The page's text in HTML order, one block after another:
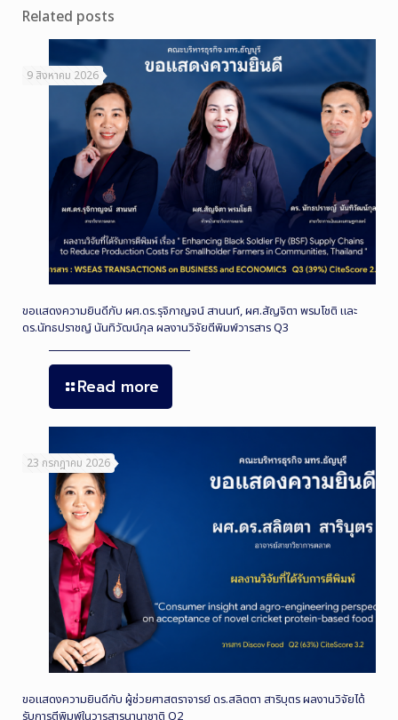
Related posts
9 สิงหาคม 2026
ขอแสดงความยินดีกับ ผศ.ดร.รุจิกาญจน์ สานนท์, ผศ.สัญจิตา พรมโชติ และ
ดร.นัทธปราชญ์ นันทิวัฒน์กุล ผลงานวิจัยตีพิมพ์วารสาร Q3
Read more
23 กรกฎาคม 2026
ขอแสดงความยินดีกับ ผู้ช่วยศาสตราจารย์ ดร.สลิตตา สาริบุตร ผลงานวิจัยได้
รับการตีพิมพ์ในวารสารนานาชาติ Q2